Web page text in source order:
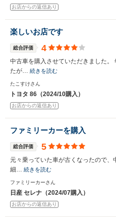
お店からの返信あり
楽しいお店です
総合評価 4
中古車を購入させていただきました。
たが… 続きを読む
たこすけさん
トヨタ 86（2024/10購入）
お店からの返信あり
ファミリーカーを購入
総合評価 5
元々乗っていた車が古くなったので、
細… 続きを読む
ファミリーカーさん
日産 セレナ（2024/07購入）
お店からの返信あり